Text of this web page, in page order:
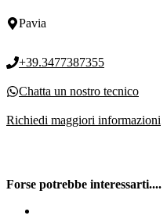
Pavia
+39.3477387355
Chatta un nostro tecnico
Richiedi maggiori informazioni
Forse potrebbe interessarti....